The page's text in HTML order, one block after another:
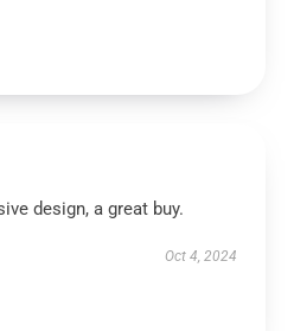
design, a great buy.
Oct 4, 2024